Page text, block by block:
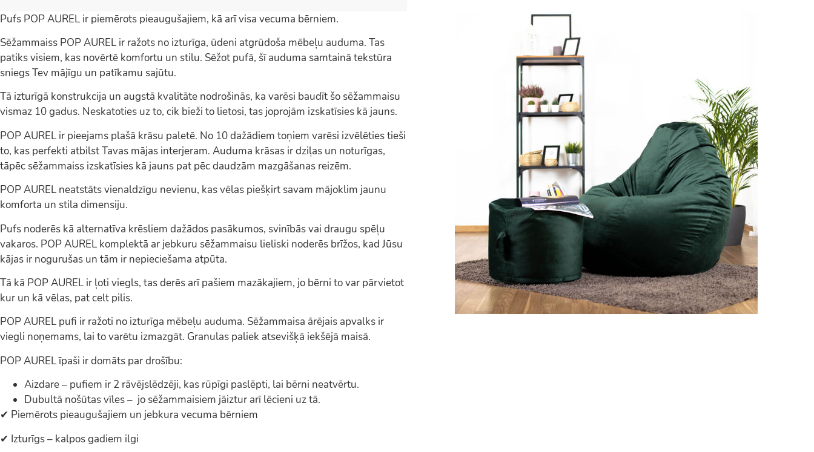
Pufs POP AUREL ir piemērots pieaugušajiem, kā arī visa vecuma bērniem.
Sēžammaiss POP AUREL ir ražots no izturīga, ūdeni atgrūdoša mēbeļu auduma. Tas
patiks visiem, kas novērtē komfortu un stilu. Sēžot pufā, šī auduma samtainā tekstūra
sniegs Tev mājīgu un patīkamu sajūtu.
Tā izturīgā konstrukcija un augstā kvalitāte nodrošinās, ka varēsi baudīt šo sēžammaisu
vismaz 10 gadus. Neskatoties uz to, cik bieži to lietosi, tas joprojām izskatīsies kā jauns.
POP AUREL ir pieejams plašā krāsu paletē. No 10 dažādiem toņiem varēsi izvēlēties tieši
to, kas perfekti atbilst Tavas mājas interjeram. Auduma krāsas ir dziļas un noturīgas,
tāpēc sēžammaiss izskatīsies kā jauns pat pēc daudzām mazgāšanas reizēm.
POP AUREL neatstāts vienaldzīgu nevienu, kas vēlas piešķirt savam mājoklim jaunu
komforta un stila dimensiju.
Pufs noderēs kā alternatīva krēsliem dažādos pasākumos, svinībās vai draugu spēļu
vakaros. POP AUREL komplektā ar jebkuru sēžammaisu lieliski noderēs brīžos, kad Jūsu
kājas ir nogurušas un tām ir nepieciešama atpūta.
Tā kā POP AUREL ir ļoti viegls, tas derēs arī pašiem mazākajiem, jo bērni to var pārvietot
kur un kā vēlas, pat celt pilis.
POP AUREL pufi ir ražoti no izturīga mēbeļu auduma. Sēžammaisa ārējais apvalks ir
viegli noņemams, lai to varētu izmazgāt. Granulas paliek atsevišķā iekšējā maisā.
POP AUREL īpaši ir domāts par drošību:
Aizdare – pufiem ir 2 rāvējslēdzēji, kas rūpīgi paslēpti, lai bērni neatvērtu.
Dubultā nošūtas vīles – jo sēžammaisiem jāiztur arī lēcieni uz tā.
✔ Piemērots pieaugušajiem un jebkura vecuma bērniem
✔ Izturīgs – kalpos gadiem ilgi